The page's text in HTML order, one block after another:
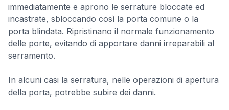
immediatamente e aprono le serrature bloccate ed
incastrate, sbloccando così la porta comune o la
porta blindata. Ripristinano il normale funzionamento
delle porte, evitando di apportare danni irreparabili al
serramento.
In alcuni casi la serratura, nelle operazioni di apertura
della porta, potrebbe subire dei danni.